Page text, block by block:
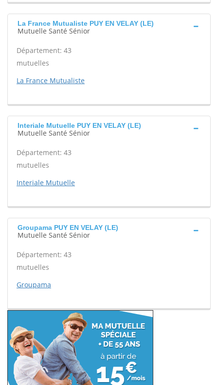
La France Mutualiste PUY EN VELAY (LE)
Mutuelle Santé Sénior
Département: 43
mutuelles
La France Mutualiste
Interiale Mutuelle PUY EN VELAY (LE)
Mutuelle Santé Sénior
Département: 43
mutuelles
Interiale Mutuelle
Groupama PUY EN VELAY (LE)
Mutuelle Santé Sénior
Département: 43
mutuelles
Groupama